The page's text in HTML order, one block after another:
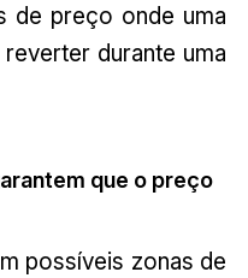
de preço onde uma
durante uma
que o preço
possíveis zonas de